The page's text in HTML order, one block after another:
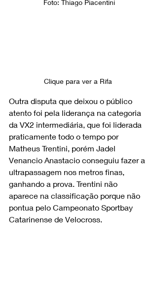
Foto: Thiago Piacentini
Clique para ver a Rifa
Outra disputa que deixou o público
atento foi pela liderança na categoria
da VX2 intermediária, que foi liderada
praticamente todo o tempo por
Matheus Trentini, porém Jadel
Venancio Anastacio conseguiu fazer a
ultrapassagem nos metros finas,
ganhando a prova. Trentini não
aparece na classificação porque não
pontua pelo Campeonato Sportbay
Catarinense de Velocross.